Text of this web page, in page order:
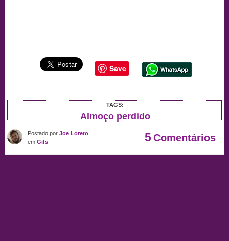
Save
TAGS:
Almoço perdido
Postado por Joe Loreto
em Gifs 5Comentários